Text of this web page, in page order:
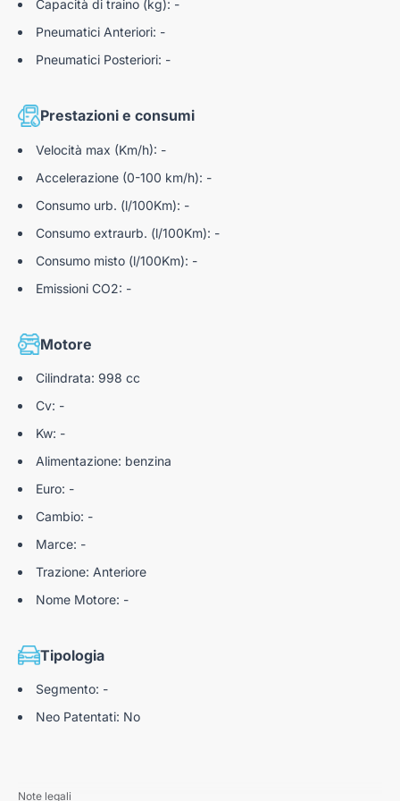
Capacità di traino (kg): -
Pneumatici Anteriori: -
Pneumatici Posteriori: -
Prestazioni e consumi
Velocità max (Km/h): -
Accelerazione (0-100 km/h): -
Consumo urb. (l/100Km): -
Consumo extraurb. (l/100Km): -
Consumo misto (l/100Km): -
Emissioni CO2: -
Motore
Cilindrata: 998 cc
Cv: -
Kw: -
Alimentazione: benzina
Euro: -
Cambio: -
Marce: -
Trazione: Anteriore
Nome Motore: -
Tipologia
Segmento: -
Neo Patentati: No
Note legali